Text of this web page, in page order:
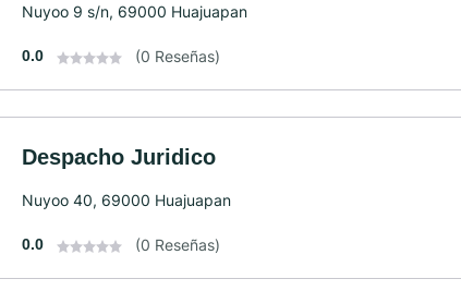
Nuyoo 9 s/n, 69000 Huajuapan
0.0 (0 Reseñas)
Despacho Juridico
Nuyoo 40, 69000 Huajuapan
0.0 (0 Reseñas)